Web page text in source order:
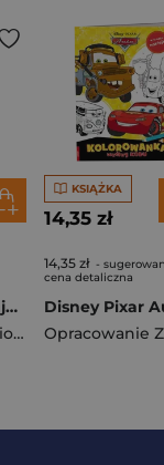
Lego Ninjago Największe bitwy MSF-6701
Opracowanie Zbiorowe
KSIĄŻKA
14,35 zł
14,35 zł -
cena detaliczna